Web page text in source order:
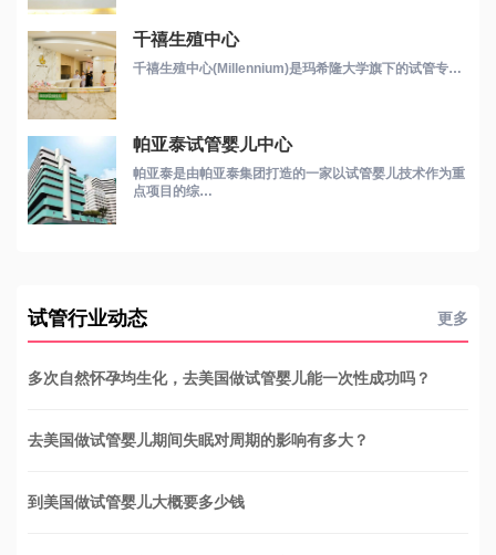
千禧生殖中心
千禧生殖中心(Millennium)是玛希隆大学旗下的试管专…
帕亚泰试管婴儿中心
帕亚泰是由帕亚泰集团打造的一家以试管婴儿技术作为重
点项目的综…
试管行业动态 更多
多次自然怀孕均生化，去美国做试管婴儿能一次性成功吗？
去美国做试管婴儿期间失眠对周期的影响有多大？
到美国做试管婴儿大概要多少钱